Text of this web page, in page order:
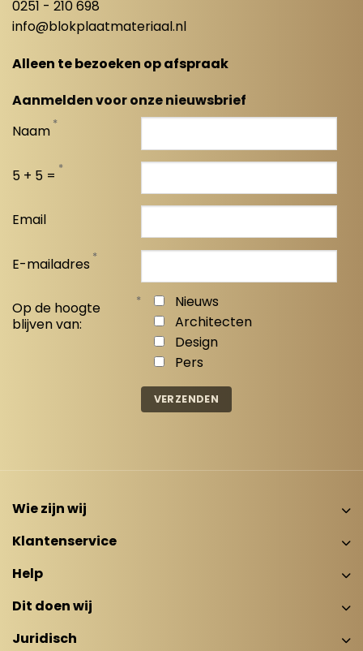
0251 - 210 698
info@blokplaatmateriaal.nl
Alleen te bezoeken op afspraak
Aanmelden voor onze nieuwsbrief
Naam *
5 + 5 = *
Email
E-mailadres *
Op de hoogte
blijven van:
*
Nieuws
Architecten
Design
Pers
Wie zijn wij
Klantenservice
Help
Dit doen wij
Juridisch